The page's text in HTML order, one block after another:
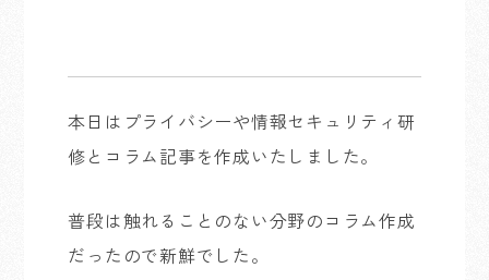
本日はプライバシーや情報セキュリティ研
修とコラム記事を作成いたしました。
普段は触れることのない分野のコラム作成
だったので新鮮でした。